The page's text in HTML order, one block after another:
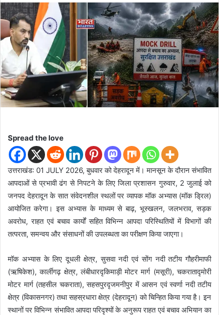
d
a
e
m
i
l
Spread the love
उत्तराखंड: 01 JULY 2026, बुधवार को देहरादून में। मानसून के दौरान संभावित
आपदाओं से प्रभावी ढंग से निपटने के लिए जिला प्रशासन गुरुवार, 2 जुलाई को
जनपद देहरादून के सात संवेदनशील स्थलों पर व्यापक मॉक अभ्यास (मॉक ड्रिल)
आयोजित करेगा। इस अभ्यास के माध्यम से बाढ़, भूस्खलन, जलभराव, सड़क
अवरोध, राहत एवं बचाव कार्यों सहित विभिन्न आपदा परिस्थितियों में विभागों की
तत्परता, समन्वय और संसाधनों की उपलब्धता का परीक्षण किया जाएगा।
मॉक अभ्यास के लिए दूधली क्षेत्र, सुसवा नदी एवं सोंग नदी तटीय गौहरीमाफी
(ऋषिकेश), कार्लीगढ़ क्षेत्र, लंबीधारदृकिमाड़ी मोटर मार्ग (मसूरी), चकरातादृमोरी
मोटर मार्ग (तहसील चकराता), सहसपुरदृजमनीपुर में आसन एवं स्वर्णा नदी तटीय
क्षेत्र (विकासनगर) तथा सहस्रधारा क्षेत्र (देहरादून) को चिन्हित किया गया है। इन
स्थानों पर विभिन्न संभावित आपदा परिदृश्यों के अनुरूप राहत एवं बचाव अभियान का